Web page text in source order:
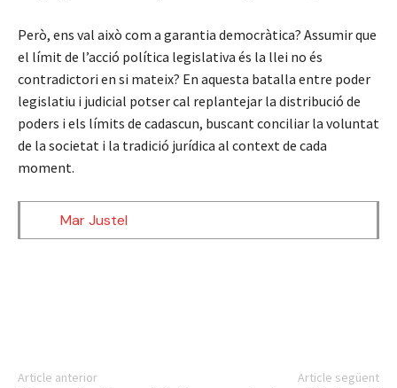
Però, ens val això com a garantia democràtica? Assumir que
el límit de l’acció política legislativa és la llei no és
contradictori en si mateix? En aquesta batalla entre poder
legislatiu i judicial potser cal replantejar la distribució de
poders i els límits de cadascun, buscant conciliar la voluntat
de la societat i la tradició jurídica al context de cada
moment.
Mar Justel
Article anterior Article següent